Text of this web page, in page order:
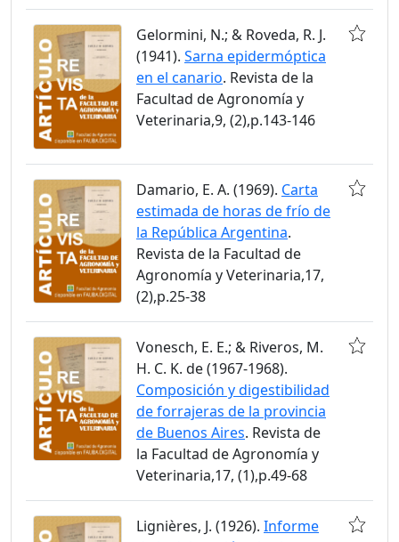
Gelormini, N.; & Roveda, R. J.
(1941). Sarna epidermóptica
en el canario. Revista de la
Facultad de Agronomía y
Veterinaria,9, (2),p.143-146
Damario, E. A. (1969). Carta
estimada de horas de frío de
la República Argentina.
Revista de la Facultad de
Agronomía y Veterinaria,17,
(2),p.25-38
Vonesch, E. E.; & Riveros, M.
H. C. K. de (1967-1968).
Composición y digestibilidad
de forrajeras de la provincia
de Buenos Aires. Revista de
la Facultad de Agronomía y
Veterinaria,17, (1),p.49-68
Lignières, J. (1926). Informe